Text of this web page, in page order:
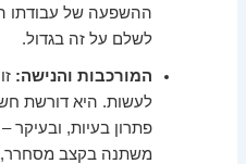
ההשפעה של עבודתו
לשלם על זה בגדול.
המורכבות והנישה:
לעשות. היא דורשת
פתרון בעיות, ובעיקר
משתנה בקצב מסחרר,